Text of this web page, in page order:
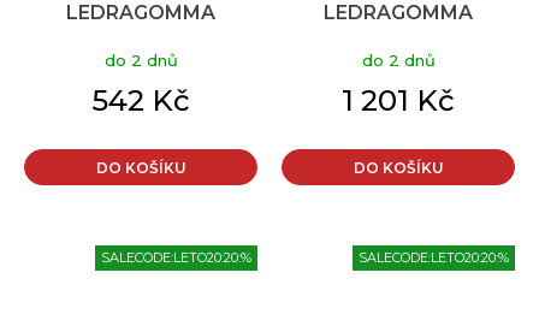
LEDRAGOMMA
BALL Maxafe 65 cm
Typ: Zelená
do 2 dnů
542 Kč
DO KOŠÍKU
LEDRAGOMMA
BIOBASED 105 cm,
limetková
do 2 dnů
1 201 Kč
DO KOŠÍKU
SALECODE:LETO20:20:% SALECODE:LETO20:20:%